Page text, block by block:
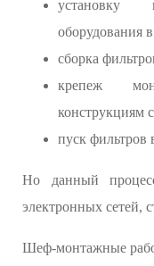
установку
оборудования
сборка
крепеж
конструкциям
пуск фильтров
Но данный
электронных сетей,
Шеф-монтажные